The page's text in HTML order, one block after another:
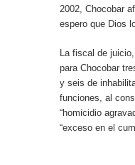
2002, Chocobar
espero que Dios
La fiscal de
para Chocobar
y seis de
funciones, al
“homicidio
“exceso en el